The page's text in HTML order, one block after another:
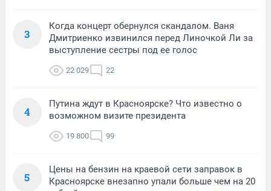
3
Когда концерт обернулся скандалом. Ваня
Дмитриенко извинился перед Линочкой Ли за
выступление сестры под ее голос
22 029 22
4
Путина ждут в Красноярске? Что известно о
возможном визите президента
19 800 99
5
Цены на бензин на краевой сети заправок в
Красноярске внезапно упали больше чем на 20